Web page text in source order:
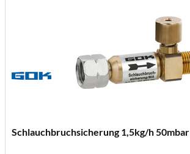
Schlauchbruchsicherung 1,5kg/h 50mbar